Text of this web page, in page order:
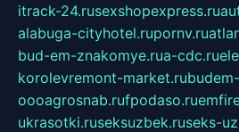
itrack-24.rusexshopexpress.ru
alabuga-cityhotel.rupornv.ru
bud-em-znakomye.rua-cdc.ru
korolevremont-market.ru
oooagrosnab.rufpodaso.ru
ukrasotki.ruseksuzbek.ruseks-